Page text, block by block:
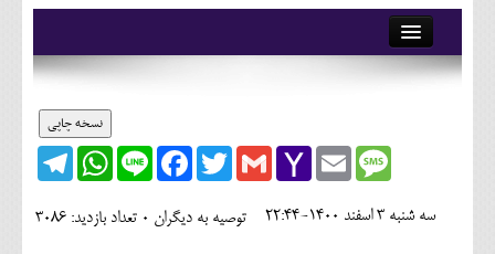
آرشیو
وبلاگ
نسخه چاپی
Telegram
WhatsApp Line
FacebookTwitterGmailYahoo
Mail
EmailMessage
تعداد بازدید: 3086 توصیه به دیگران 0 سه شنبه 3 اسفند 1400-22:44